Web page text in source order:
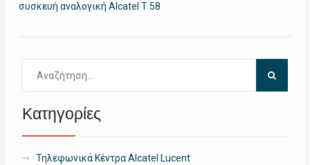
συσκευή αναλογική Alcatel T 58
για:
Κατηγορίες
Τηλεφωνικά Κέντρα Alcatel Lucent